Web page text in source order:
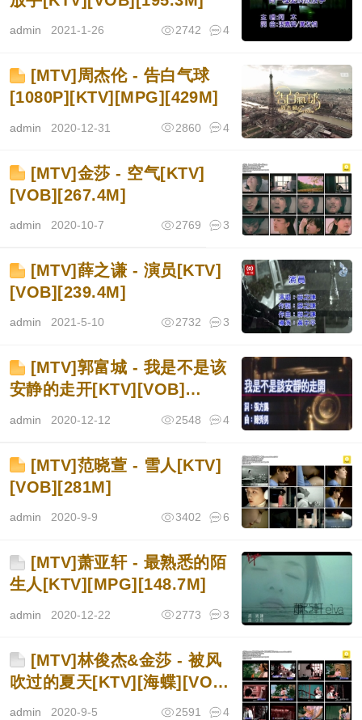
admin 2021-1-26 4
2742
[MTV]周杰伦 - 告白气球
[1080P][KTV][MPG][429M]
admin 2020-12-31 4
2860
[MTV]金莎 - 空气[KTV]
[VOB][267.4M]
admin 2020-10-7 3
2769
[MTV]薛之谦 - 演员[KTV]
[VOB][239.4M]
admin 2021-5-10 3
2732
[MTV]郭富城 - 我是不是该
安静的走开[KTV][VOB]
[295.9M]
admin 2020-12-12 4
2548
[MTV]范晓萱 - 雪人[KTV]
[VOB][281M]
admin 2020-9-9 6
3402
[MTV]萧亚轩 - 最熟悉的陌
生人[KTV][MPG][148.7M]
admin 2020-12-22 3
2773
[MTV]林俊杰&金莎 - 被风
吹过的夏天[KTV][海蝶][VOB]
[263M]
admin 2020-9-5 4
2591